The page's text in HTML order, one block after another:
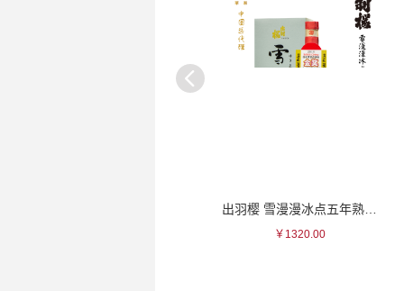
出羽樱 雪漫漫冰点五年熟成大吟酿清
￥1320.00